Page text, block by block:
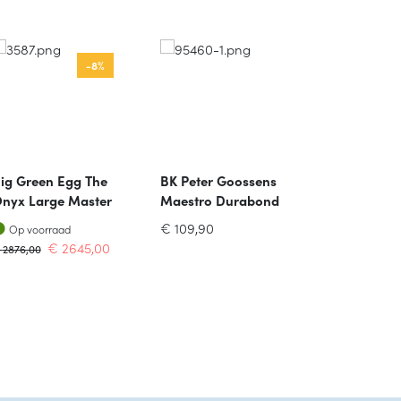
-8%
Green Egg The
Large Master
Op voorraad
Op voorraad
2876,00 € 2645,00
BK Peter Goossens
Maestro Durabond
Bakpan D28cm
€ 109,90